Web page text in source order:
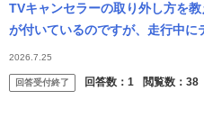
TVキャンセラーの取り外し方を
が付いているのですが、走行中に
外そうとしたのですが配線してあ
電話し...
2026.7.25
回答受付終了 回答数： 1 閲覧数： 38